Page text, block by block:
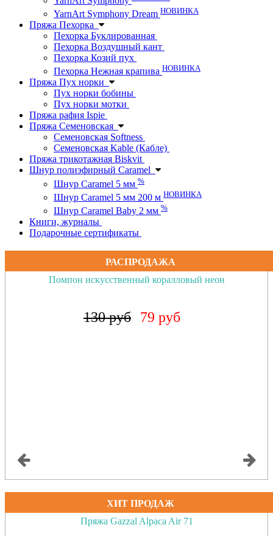
YarnArt Symphony Dream НОВИНКА
Пряжа Пехорка
Пехорка Буклированная
Пехорка Воздушный кант
Пехорка Козий пух
Пехорка Нежная крапива НОВИНКА
Пряжа Пух норки
Пух норки бобины
Пух норки мотки
Пряжа рафия Ispie
Пряжа Семеновская
Семеновская Softness
Семеновская Kable (Кабле)
Пряжа трикотажная Biskvit
Шнур полиэфирный Caramel
Шнур Caramel 5 мм %
Шнур Caramel 5 мм 200 м НОВИНКА
Шнур Caramel Baby 2 мм %
Книги, журналы
Подарочные сертификаты
РАСПРОДАЖА
Помпон искусственный коралловый неон
130 руб 79 руб
ХИТ ПРОДАЖ
Пряжа Gazzal Alpaca Air 71